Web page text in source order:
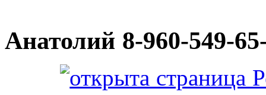
Анатолий 8-960-549-